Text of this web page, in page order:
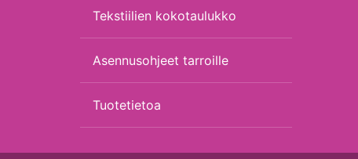
Tekstiilien kokotaulukko
Asennusohjeet tarroille
Tuotetietoa